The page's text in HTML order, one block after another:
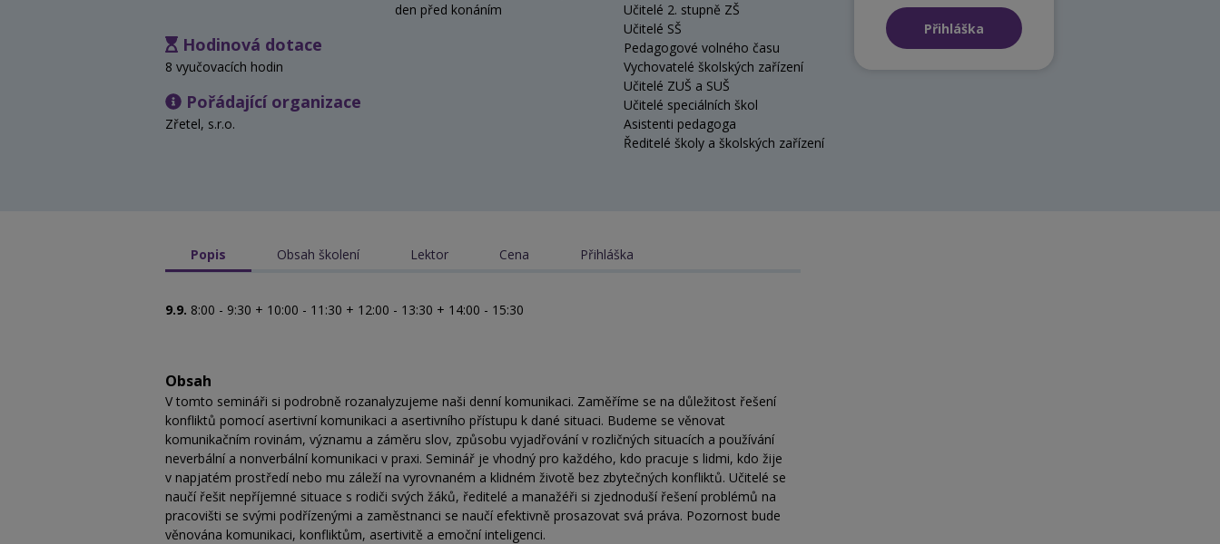
den před konáním
Hodinová dotace
8 vyučovacích hodin
Pořádající organizace
Zřetel, s.r.o.
Učitelé 2. stupně ZŠ
Učitelé SŠ
Pedagogové volného času
Vychovatelé školských zařízení
Učitelé ZUŠ a SUŠ
Učitelé speciálních škol
Asistenti pedagoga
Ředitelé školy a školských zařízení
Přihláška
Popis Obsah školení Lektor Cena Přihláška
9.9. 8:00 - 9:30 + 10:00 - 11:30 + 12:00 - 13:30 + 14:00 - 15:30
Obsah
V tomto semináři si podrobně rozanalyzujeme naši denní komunikaci. Zaměříme se na důležitost řešení
konfliktů pomocí asertivní komunikaci a asertivního přístupu k dané situaci. Budeme se věnovat
komunikačním rovinám, významu a záměru slov, způsobu vyjadřování v rozličných situacích a používání
neverbální a nonverbální komunikaci v praxi. Seminář je vhodný pro každého, kdo pracuje s lidmi, kdo žije
v napjatém prostředí nebo mu záleží na vyrovnaném a klidném životě bez zbytečných konfliktů. Učitelé se
naučí řešit nepříjemné situace s rodiči svých žáků, ředitelé a manažéři si zjednoduší řešení problémů na
pracovišti se svými podřízenými a zaměstnanci se naučí efektivně prosazovat svá práva. Pozornost bude
věnována komunikaci, konfliktům, asertivitě a emoční inteligenci.